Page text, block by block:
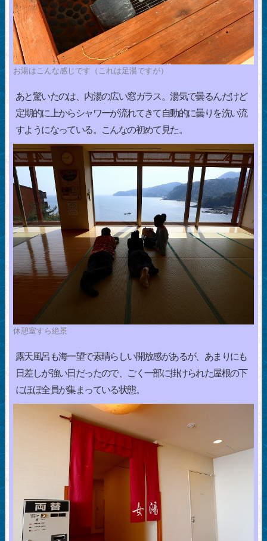
お湯はこんな感じです（これは足湯ですが）
あと驚いたのは、内湯の広い窓ガラス。湯気で曇るんだけど
定期的に上からシャワーが流れてきて自動的に曇りを洗い流
すようになっている。こんなの初めて見た。
休憩室すら絶景
露天風呂も海一望で素晴らしい開放感があるが、あまりにも
日差しが強い日だったので、ごく一部に掛けられた屋根の下
にほぼ全員が集まっている状態。